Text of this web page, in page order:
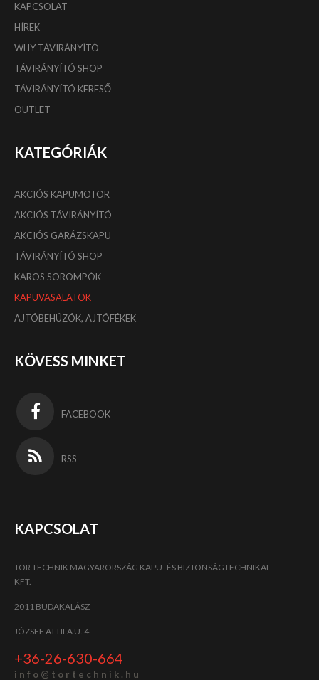
KAPCSOLAT
HÍREK
WHY TÁVIRÁNYÍTÓ
TÁVIRÁNYÍTÓ SHOP
TÁVIRÁNYÍTÓ KERESŐ
OUTLET
KATEGÓRIÁK
AKCIÓS KAPUMOTOR
AKCIÓS TÁVIRÁNYÍTÓ
AKCIÓS GARÁZSKAPU
TÁVIRÁNYÍTÓ SHOP
KAROS SOROMPÓK
KAPUVASALATOK
AJTÓBEHÚZÓK, AJTÓFÉKEK
KÖVESS MINKET
FACEBOOK
RSS
KAPCSOLAT
TOR TECHNIK MAGYARORSZÁG KAPU- ÉS BIZTONSÁGTECHNIKAI
KFT.
2011 BUDAKALÁSZ
JÓZSEF ATTILA U. 4.
+36-26-630-664
i n f o @ t o r t e c h n i k . h u